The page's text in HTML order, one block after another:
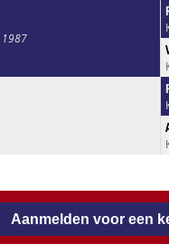
1987
Aanmelden voor een